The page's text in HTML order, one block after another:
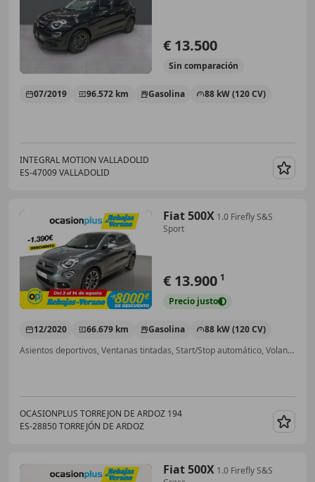
€ 13.500
Sin comparación
07/2019 96.572 km Gasolina 88 kW (120 CV)
INTEGRAL MOTION VALLADOLID
ES-47009 VALLADOLID
Fiat 500X 1.0 Firefly S&S
Sport
€ 13.900 1
Precio justo
12/2020 66.679 km Gasolina
88 kW (120 CV)
Asientos deportivos, Ventanas tintadas, Start/Stop automático, Volante multifunción, Bluetooth, Control de velocidad, Aire Acondicionado, Cierre centralizado
OCASIONPLUS TORREJON DE ARDOZ 194
ES-28850 TORREJÓN DE ARDOZ
Fiat 500X 1.0 Firefly S&S